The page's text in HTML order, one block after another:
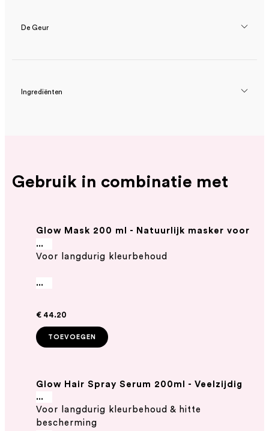
De Geur
Ingrediënten
Gebruik in combinatie met
Glow Mask 200 ml - Natuurlijk masker voor
gekleurd haar
...
Voor langdurig kleurbehoud
...
€ 44.20
TOEVOEGEN
Glow Hair Spray Serum 200ml - Veelzijdig
serum voor kleurbehoud
...
Voor langdurig kleurbehoud & hitte
bescherming